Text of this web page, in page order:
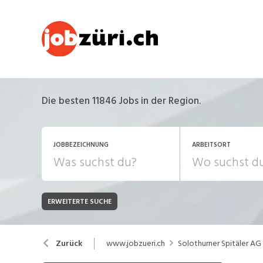
Die besten 11846 Jobs in der Region.
JOBBEZEICHNUNG ARBEITSORT
JOB-TYP
Festanstellung
Bank, Versicherung
Chemie, Pharma, Biotechnologie
ERWEITERTE SUCHE
Zurück www.jobzueri.ch Solothurner Spitäler AG